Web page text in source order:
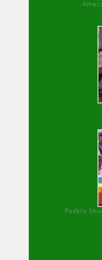
Pueblo